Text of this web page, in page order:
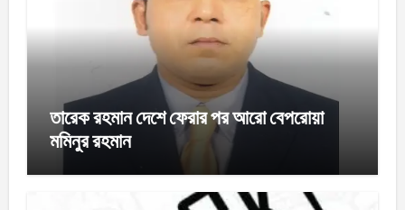
তারেক রহমান দেশে ফেরার পর আরো বেপরোয়া
মমিনুর রহমান